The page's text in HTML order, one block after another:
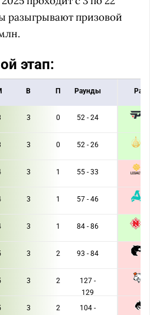
призовой
этап:
В П Раунды
3 0 52 - 24
3 0 52 - 26
3 1 55 - 33
3 1 57 - 46
3 1 84 - 86
3 2 93 - 84
3 2
127 -
129
3 2
104 -